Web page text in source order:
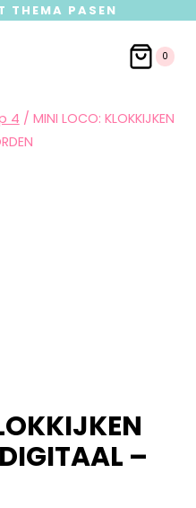
THEMA PASEN
0
4 / MINI LOCO: KLOKKIJKEN
–